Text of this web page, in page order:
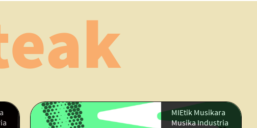
MIEtik Musikara
Musika Industria